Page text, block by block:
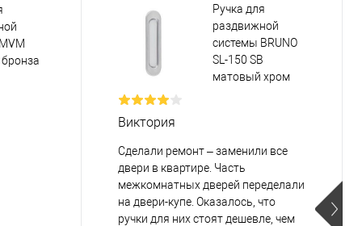
бронза
Ручка для
раздвижной
системы BRUNO
SL-150 SB
матовый хром
Виктория
Сделали ремонт – заменили все
двери в квартире. Часть
межкомнатных дверей переделали
на двери-купе. Оказалось, что
ручки для них стоят дешевле, чем